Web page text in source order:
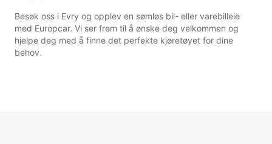
Besøk oss i Evry og opplev en sømløs bil- eller varebilleie
med Europcar. Vi ser frem til å ønske deg velkommen og
hjelpe deg med å finne det perfekte kjøretøyet for dine
behov.